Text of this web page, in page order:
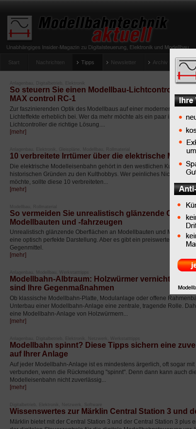
Start Nachrichten Tipps Newsletter Archiv Magazin
So steuern Sie einen Modellbau-Lichtcontroller
MAX control RC-1
Zur faszinierenden Optik des Modellbaus auf einer modernen
Lichteffekte erheblich bei. Wer da mehr möchte als ein paar immer
Lichtcontroller die richtige Lösung....
[mehr]
10 verbreitete Irrtümer über die elektrische
Die elektrische Modelleisenbahn gehört in den westlichen
historischen Gründen zu den Kulthobbys. Wer peinliches Nichtwissen
möchte, sollte diese 10 verbreiteten...
[mehr]
So vermeiden Sie unrealistisch glänzende
Modellbauten und -fahrzeugen
Unrealistisch glänzende Oberflächen an Modellbauten und
eine optisch perfekte Darstellung. Aber es gibt ein preiswertes und
Gegenmittel.
[mehr]
Anlagenbau, Modellbau, Werkstatttipps
Modellbahn-Albtraum: Holzwürmer vernichten
sind Ihre Gegenmaßnahmen
Ob klassische Modellbahn-Platte, Modulanlage oder offene
Unterbau einer Modellbahn-Anlage eine zentrale, tragende Rolle.
eine Modellbahn-Anlage von Holzwürmern...
[mehr]
Anlagenbau, Digitalbetrieb, Elektronik, Netzwerk, Werkstatttipps
Modellbahn spinnt? Diese Tipps sichern eine
auf Ihrer Anlage
Auf jeder Modellbahn-Anlage ist es mindestens ärgerlich, oft sogar
verbunden, wenn die Rückmeldung "spinnt". Denn dann kann auch
Modelleisenbahn nicht zuverlässig...
[mehr]
Wissenswertes zur Märklin Central Station 3 und
Märklin bietet mit der Central Station 3 und der Central Station 3 plus